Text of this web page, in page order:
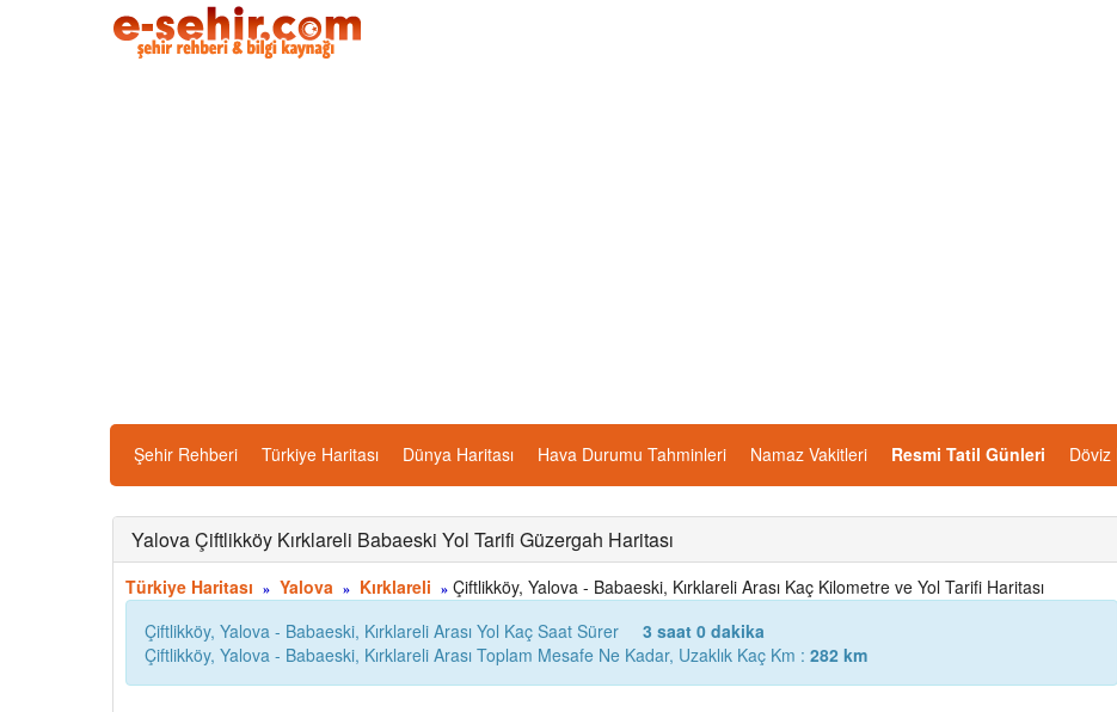
Şehir Rehberi Türkiye Haritası Dünya Haritası Hava Durumu Tahminleri Namaz Vakitleri Resmi Tatil Günleri Döviz
Yalova Çiftlikköy Kırklareli Babaeski Yol Tarifi Güzergah Haritası
Türkiye Haritası » Yalova » Kırklareli » Çiftlikköy, Yalova - Babaeski, Kırklareli Arası Kaç Kilometre ve Yol Tarifi Haritası
Çiftlikköy, Yalova - Babaeski, Kırklareli Arası Yol Kaç Saat Sürer
3 saat 0 dakika
Çiftlikköy, Yalova - Babaeski, Kırklareli Arası Toplam Mesafe Ne Kadar, Uzaklık Kaç Km : 282 km